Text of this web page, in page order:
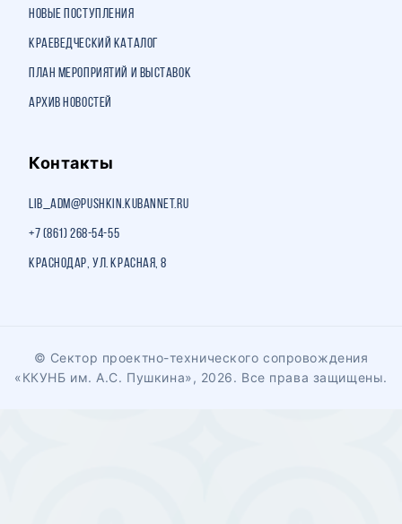
Новые поступления
Краеведческий каталог
План мероприятий и выставок
Архив новостей
Контакты
lib_adm@pushkin.kubannet.ru
+7 (861) 268-54-55
Краснодар, ул. Красная, 8
© Сектор проектно-технического сопровождения
«ККУНБ им. А.С. Пушкина», 2026. Все права защищены.